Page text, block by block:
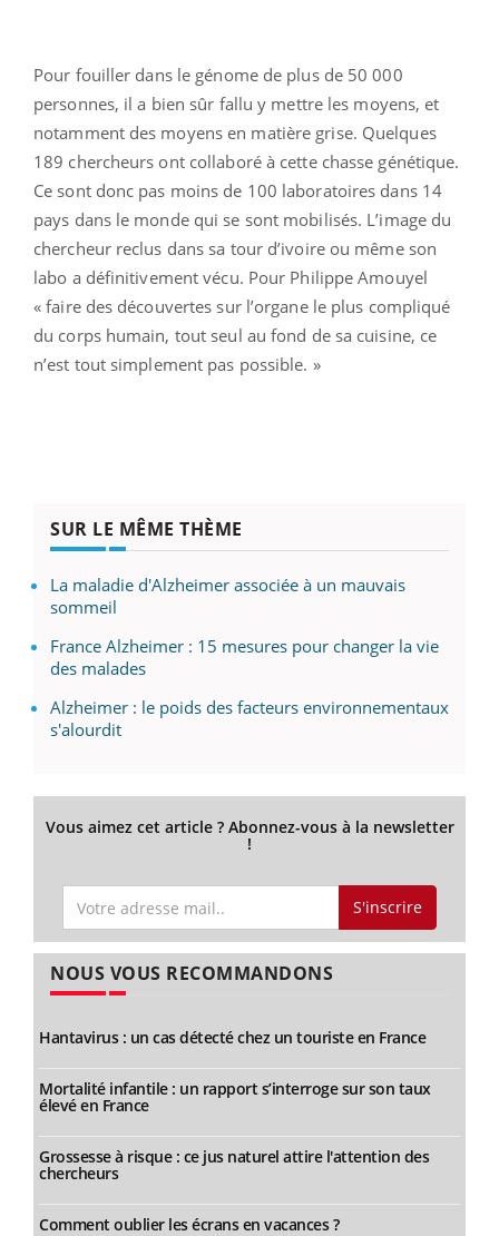
Pour fouiller dans le génome de plus de 50 000
personnes, il a bien sûr fallu y mettre les moyens, et
notamment des moyens en matière grise. Quelques
189 chercheurs ont collaboré à cette chasse génétique.
Ce sont donc pas moins de 100 laboratoires dans 14
pays dans le monde qui se sont mobilisés. L’image du
chercheur reclus dans sa tour d’ivoire ou même son
labo a définitivement vécu. Pour Philippe Amouyel
« faire des découvertes sur l’organe le plus compliqué
du corps humain, tout seul au fond de sa cuisine, ce
n’est tout simplement pas possible. »
SUR LE MÊME THÈME
La maladie d'Alzheimer associée à un mauvais
sommeil
France Alzheimer : 15 mesures pour changer la vie
des malades
Alzheimer : le poids des facteurs environnementaux
s'alourdit
Vous aimez cet article ? Abonnez-vous à la newsletter
!
S'inscrire
NOUS VOUS RECOMMANDONS
Hantavirus : un cas détecté chez un touriste en France
Mortalité infantile : un rapport s’interroge sur son taux
élevé en France
Grossesse à risque : ce jus naturel attire l'attention des
chercheurs
Comment oublier les écrans en vacances ?